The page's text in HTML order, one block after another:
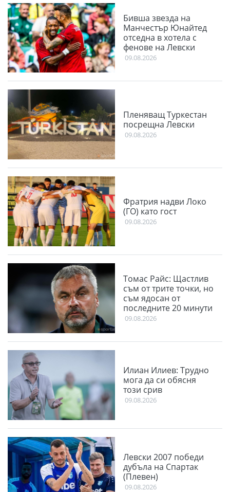
Бивша звезда на
Манчестър Юнайтед
отседна в хотела с
фенове на Левски
09.08.2026
Пленяващ Туркестан
посрещна Левски
09.08.2026
Фратрия надви Локо
(ГО) като гост
09.08.2026
Томас Райс: Щастлив
съм от трите точки, но
съм ядосан от
последните 20 минути
09.08.2026
Илиан Илиев: Трудно
мога да си обясня
този срив
09.08.2026
Левски 2007 победи
дубъла на Спартак
(Плевен)
09.08.2026